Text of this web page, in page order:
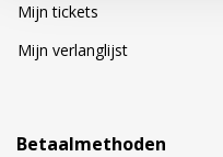
Mijn tickets
Mijn verlanglijst
Betaalmethoden